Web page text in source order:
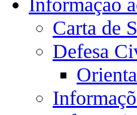
Carta de
Defesa